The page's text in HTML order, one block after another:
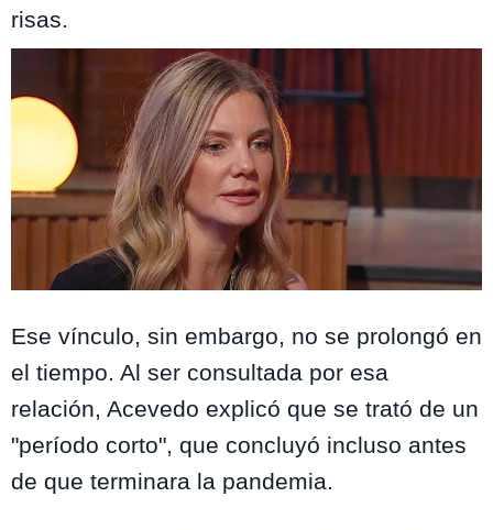
risas.
Ese vínculo, sin embargo, no se prolongó en
el tiempo. Al ser consultada por esa
relación, Acevedo explicó que se trató de un
"período corto", que concluyó incluso antes
de que terminara la pandemia.